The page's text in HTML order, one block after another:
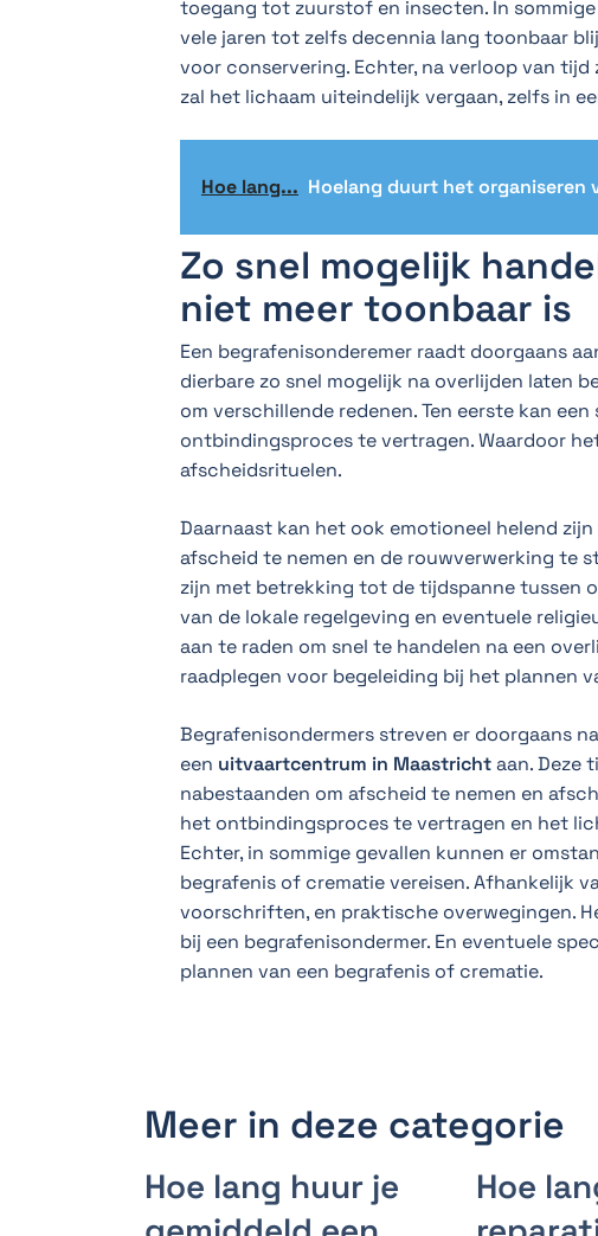
toegang tot zuurstof en insecten. In
vele jaren tot zelfs decennia lang toonbaar
voor conservering. Echter, na verloop van
zal het lichaam uiteindelijk vergaan, zelfs in
Hoe lang... Hoelang duurt het organiseren
Zo snel mogelijk
niet meer toonbaar is
Een begrafenisonderemer raadt doorgaans
dierbare zo snel mogelijk na overlijden laten
om verschillende redenen. Ten eerste kan
ontbindingsproces te vertragen. Waardoor
afscheidsrituelen.
Daarnaast kan het ook emotioneel helend
afscheid te nemen en de rouwverwerking te
zijn met betrekking tot de tijdspanne tussen
van de lokale regelgeving en eventuele
aan te raden om snel te handelen na een
raadplegen voor begeleiding bij het plannen
Begrafenisondermers streven er doorgaans
een uitvaartcentrum in Maastrichtaan. Deze
nabestaanden om afscheid te nemen en
het ontbindingsproces te vertragen en het
Echter, in sommige gevallen kunnen er
begrafenis of crematie vereisen. Afhankelijk
voorschriften, en praktische overwegingen.
bij een begrafenisondermer. En eventuele
plannen van een begrafenis of crematie.
Meer in deze categorie
Hoe lang huur je
Hoe